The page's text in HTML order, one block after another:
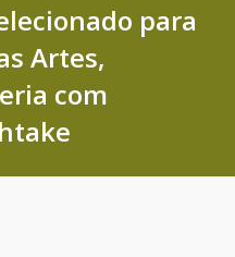
para
Artes,
com